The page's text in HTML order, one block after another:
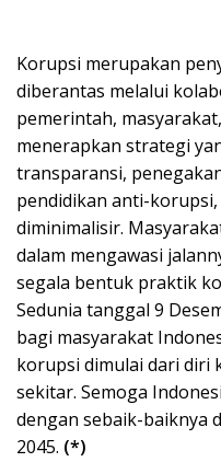
Korupsi merupakan
diberantas melalui
pemerintah,
menerapkan strategi
transparansi,
pendidikan anti-
diminimalisir.
dalam mengawasi
segala bentuk praktik
Sedunia tanggal 9
bagi masyarakat
korupsi dimulai dari diri
sekitar. Semoga
dengan sebaik-baiknya
2045. (*)